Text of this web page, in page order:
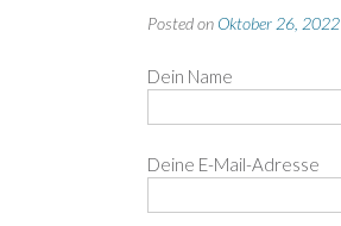
Posted on Oktober 26, 2022
Dein Name
Deine E-Mail-Adresse